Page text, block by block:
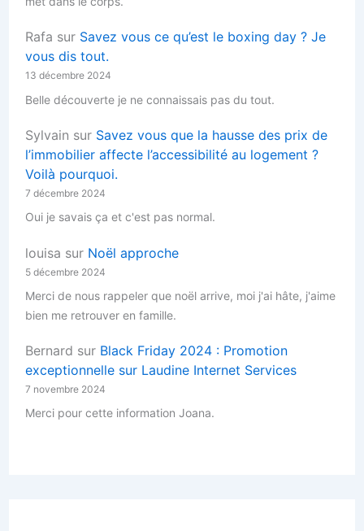
Rafa sur Savez vous ce qu’est le boxing day ? Je
vous dis tout.
13 décembre 2024
Belle découverte je ne connaissais pas du tout.
Sylvain sur Savez vous que la hausse des prix de
l’immobilier affecte l’accessibilité au logement ?
Voilà pourquoi.
7 décembre 2024
Oui je savais ça et c'est pas normal.
louisa sur Noël approche
5 décembre 2024
Merci de nous rappeler que noël arrive, moi j'ai hâte, j'aime
bien me retrouver en famille.
Bernard sur Black Friday 2024 : Promotion
exceptionnelle sur Laudine Internet Services
7 novembre 2024
Merci pour cette information Joana.